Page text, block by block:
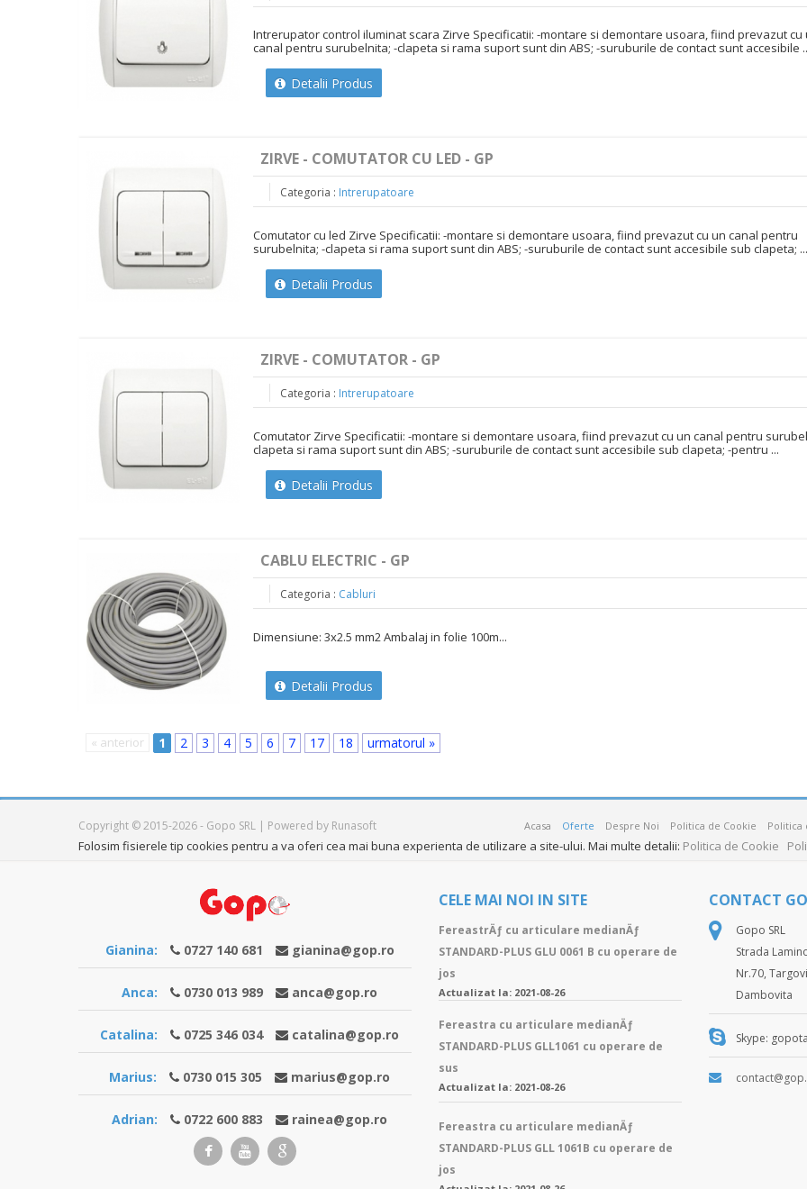
Intrerupator control iluminat scara Zirve Specificatii: -montare si demontare usoara, fiind prevazut cu
canal pentru surubelnita; -clapeta si rama suport sunt din ABS; -suruburile de contact sunt accesibile
Detalii Produs
ZIRVE - COMUTATOR CU LED - GP
Categoria : Intrerupatoare
Comutator cu led Zirve Specificatii: -montare si demontare usoara, fiind prevazut cu un canal pentru
surubelnita; -clapeta si rama suport sunt din ABS; -suruburile de contact sunt accesibile sub clapeta; ...
Detalii Produs
ZIRVE - COMUTATOR - GP
Categoria : Intrerupatoare
Comutator Zirve Specificatii: -montare si demontare usoara, fiind prevazut cu un canal pentru
clapeta si rama suport sunt din ABS; -suruburile de contact sunt accesibile sub clapeta; -pentru ...
Detalii Produs
CABLU ELECTRIC - GP
Categoria : Cabluri
Dimensiune: 3x2.5 mm2 Ambalaj in folie 100m...
Detalii Produs
« anterior 1 2 3 4 5 6 7 17 18 urmatorul »
Copyright © 2015-2026 - Gopo SRL | Powered by Runasoft Acasa Oferte Despre Noi Politica de Cookie Politica
Folosim fisierele tip cookies pentru a va oferi cea mai buna experienta de utilizare a site-ului. Mai multe detalii: Politica de Cookie
Gianina: 0727 140 681 gianina@gop.ro
Anca: 0730 013 989 anca@gop.ro
Catalina: 0725 346 034 catalina@gop.ro
Marius: 0730 015 305 marius@gop.ro
Adrian: 0722 600 883 rainea@gop.ro
CELE MAI NOI IN SITE
FereastrÄƒ cu articulare medianÄƒ
STANDARD-PLUS GLU 0061 B cu operare de
jos
Actualizat la: 2021-08-26
Fereastra cu articulare medianÄƒ
STANDARD-PLUS GLL1061 cu operare de
sus
Actualizat la: 2021-08-26
Fereastra cu articulare medianÄƒ
STANDARD-PLUS GLL 1061B cu operare de
jos
CONTACT
Gopo SRL
Strada
Nr.70,
Dambovita
Skype: